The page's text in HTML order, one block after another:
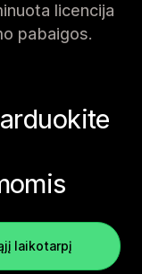
licencija
pabaigos.
laikotarpį